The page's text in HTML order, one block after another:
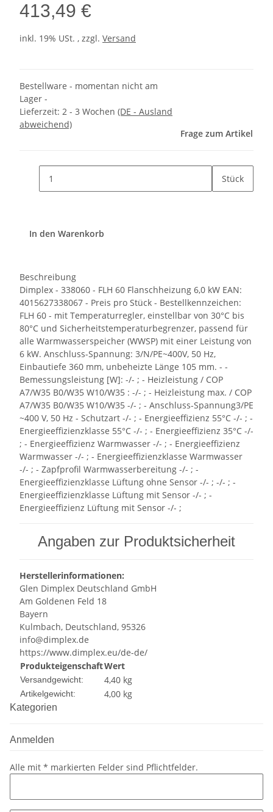
413,49 €
inkl. 19% USt. , zzgl. Versand
Bestellware - momentan nicht am
Lager -
Lieferzeit: 2 - 3 Wochen (DE - Ausland
abweichend)
Frage zum Artikel
Stück
In den Warenkorb
Beschreibung
Dimplex - 338060 - FLH 60 Flanschheizung 6,0 kW EAN:
4015627338067 - Preis pro Stück - Bestellkennzeichen:
FLH 60 - mit Temperaturregler, einstellbar von 30°C bis
80°C und Sicherheitstemperaturbegrenzer, passend für
alle Warmwasserspeicher (WWSP) mit einer Leistung von
6 kW. Anschluss-Spannung: 3/N/PE~400V, 50 Hz,
Einbautiefe 360 mm, unbeheizte Länge 105 mm. - -
Bemessungsleistung [W]: -/- ; - Heizleistung / COP
A7/W35 B0/W35 W10/W35 : -/- ; - Heizleistung max. / COP
A7/W35 B0/W35 W10/W35 -/- ; - Anschluss-Spannung3/PE
~400 V, 50 Hz - Schutzart -/- ; - Energieeffizienz 55°C -/- ; -
Energieeffizienzklasse 55°C -/- ; - Energieeffizienz 35°C -/-
; - Energieeffizienz Warmwasser -/- ; - Energieeffizienz
Warmwasser -/- ; - Energieeffizienzklasse Warmwasser
-/- ; - Zapfprofil Warmwasserbereitung -/- ; -
Energieeffizienzklasse Lüftung ohne Sensor -/- ; -/- ; -
Energieeffizienzklasse Lüftung mit Sensor -/- ; -
Energieeffizienz Lüftung mit Sensor -/- ;
Angaben zur Produktsicherheit
Herstellerinformationen:
Glen Dimplex Deutschland GmbH
Am Goldenen Feld 18
Bayern
Kulmbach, Deutschland, 95326
info@dimplex.de
https://www.dimplex.eu/de-de/
ProdukteigenschaftWert
Versandgewicht: 4,40 kg
Artikelgewicht: 4,00 kg
Kategorien
Anmelden
Alle mit * markierten Felder sind Pflichtfelder.